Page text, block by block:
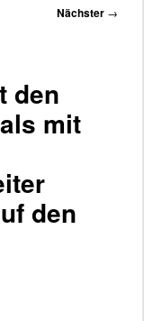
Nächster →
den
mit
den